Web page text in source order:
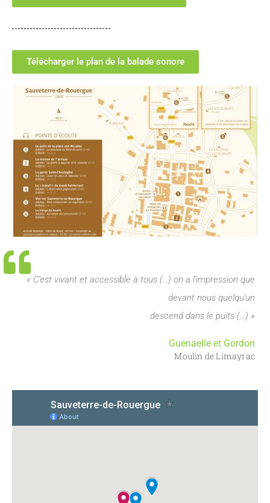
Télécharger le plan de la balade sonore
« C'est vivant et accessible à tous (...) on a l'impression que
devant nous quelqu'un
descend dans le puits (...) »
Guenaelle et Gordon
Moulin de Limayrac